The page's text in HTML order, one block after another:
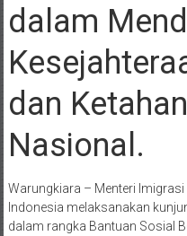
dalam
dan
Nasional.
Warungkiara – Menteri
Indonesia melaksanakan
dalam rangka Bantuan Sosial